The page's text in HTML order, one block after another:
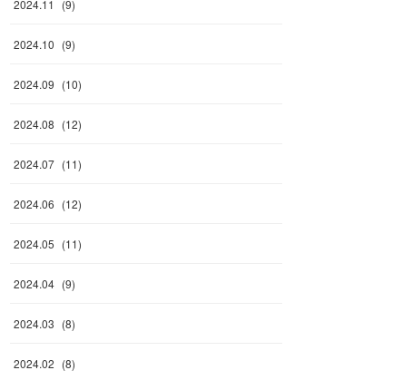
2024.11 (9)
2024.10 (9)
2024.09 (10)
2024.08 (12)
2024.07 (11)
2024.06 (12)
2024.05 (11)
2024.04 (9)
2024.03 (8)
2024.02 (8)